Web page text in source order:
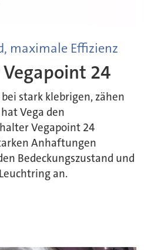
maximale Effizienz
24
stark klebrigen, zähen
Vega den
Vegapoint 24
Anhaftungen
Bedeckungszustand und
an.